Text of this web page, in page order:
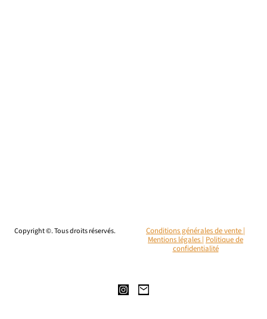
Copyright ©. Tous droits réservés.
Conditions générales de vente |
Mentions légales | Politique de
confidentialité